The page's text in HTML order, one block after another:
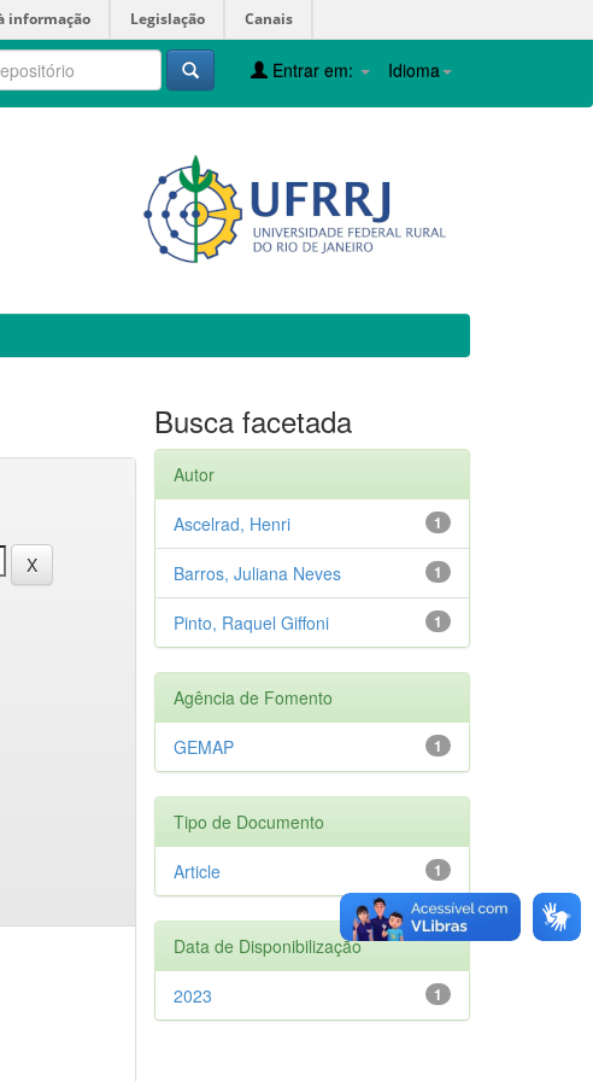
informação Legislação Canais
Idioma
Entrar em:
Busca facetada
Autor
1
Ascelrad, Henri
1
Barros, Juliana Neves
1
Pinto, Raquel Giffoni
Agência de Fomento
1
GEMAP
Tipo de Documento
1
Article
Data de Disponibilização
1
2023